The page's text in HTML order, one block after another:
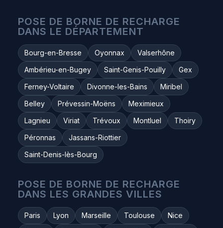
POSE DE BORNE DE RECHARGE
DANS LE DÉPARTEMENT
Bourg-en-Bresse Oyonnax
Valserhône
Ambérieu-en-Bugey
Saint-Genis-Pouilly
Gex
Ferney-Voltaire
Divonne-les-Bains
Miribel
Belley
Prévessin-Moëns
Meximieux
Lagnieu
Viriat Trévoux Montluel
Thoiry
Péronnas
Jassans-Riottier
Saint-Denis-lès-Bourg
POSE DE BORNE DE RECHARGE
DANS LES GRANDES VILLES
Paris Lyon Marseille Toulouse
Nice